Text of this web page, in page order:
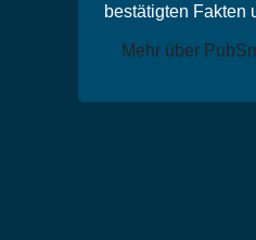
bestätigten Fakten
Mehr über